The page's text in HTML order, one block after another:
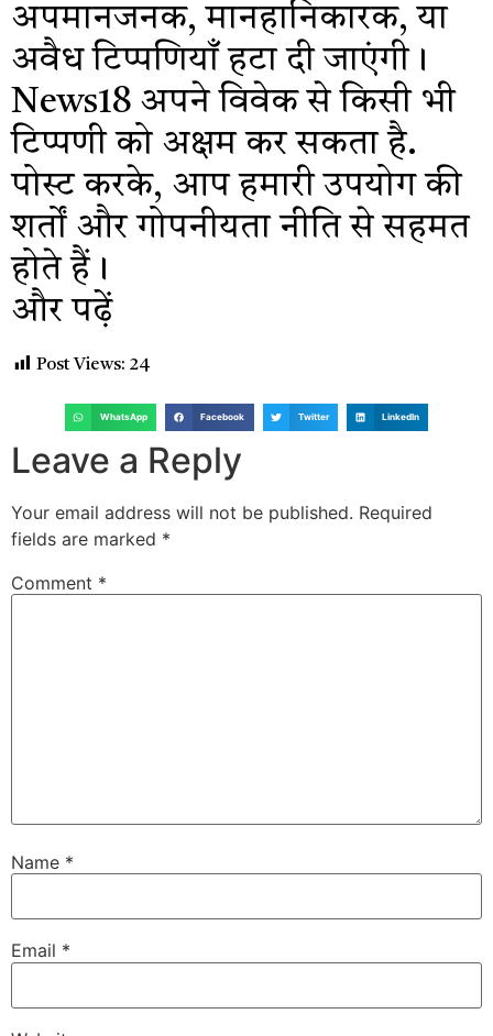
अपमानजनक, मानहानिकारक, या
अवैध टिप्पणियाँ हटा दी जाएंगी।
News18 अपने विवेक से किसी भी
टिप्पणी को अक्षम कर सकता है.
पोस्ट करके, आप हमारी उपयोग की
शर्तों और गोपनीयता नीति से सहमत
होते हैं।
और पढ़ें
Post Views: 24
WhatsApp Facebook Twitter LinkedIn
Leave a Reply
Your email address will not be published. Required
fields are marked *
Comment *
Name *
Email *